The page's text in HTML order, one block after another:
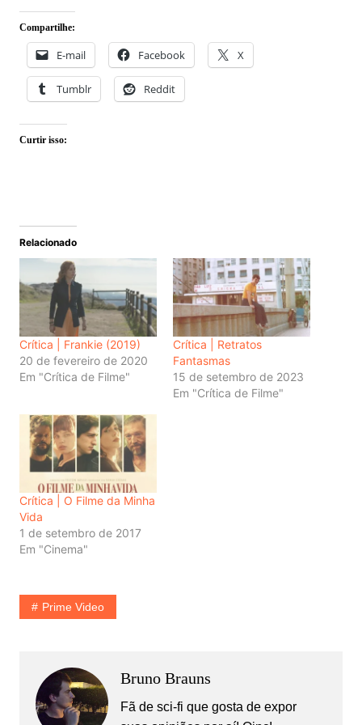
Compartilhe:
E-mail Facebook X
Tumblr Reddit
Curtir isso:
Relacionado
Crítica | Frankie (2019)
20 de fevereiro de 2020
Em "Crítica de Filme"
Crítica | Retratos
Fantasmas
15 de setembro de 2023
Em "Crítica de Filme"
Crítica | O Filme da Minha
Vida
1 de setembro de 2017
Em "Cinema"
Prime Video
Bruno Brauns
Fã de sci-fi que gosta de expor